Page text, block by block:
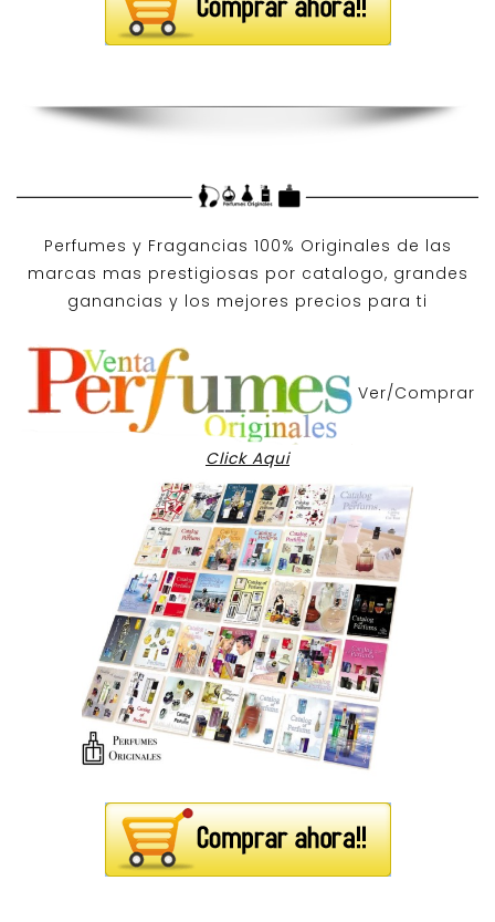
Perfumes y Fragancias 100% Originales de las
marcas mas prestigiosas por catalogo, grandes
ganancias y los mejores precios para ti
Ver/Comprar
Click Aqui